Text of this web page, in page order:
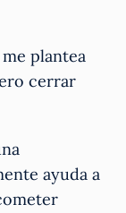
plantea
cerrar
ayuda a